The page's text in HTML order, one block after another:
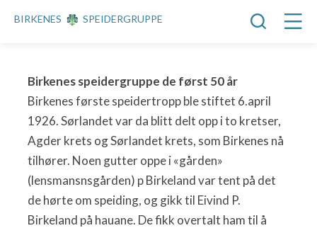
BIRKENES SPEIDERGRUPPE
Birkenes speidergruppe de først 50 år
Birkenes første speidertropp ble stiftet 6.april
1926. Sørlandet var da blitt delt opp i to kretser,
Agder krets og Sørlandet krets, som Birkenes nå
tilhører. Noen gutter oppe i «gården»
(lensmansnsgården) p Birkeland var tent på det
de hørte om speiding, og gikk til Eivind P.
Birkeland på hauane. De fikk overtalt ham til å